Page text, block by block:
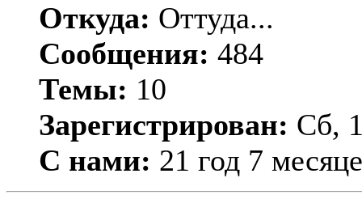
Откуда: Оттуда...
Сообщения: 484
Темы: 10
Зарегистрирован: Сб,
С нами: 21 год 7